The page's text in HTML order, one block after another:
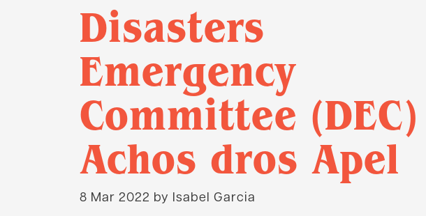
Disasters
Emergency
Committee (DEC)
Achos dros Apel
8 Mar 2022 by Isabel Garcia